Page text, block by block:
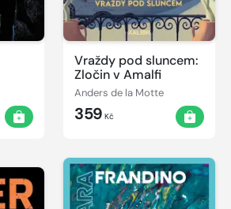
Vraždy pod sluncem:
Zločin v Amalfi
Anders de la Motte
359 Kč